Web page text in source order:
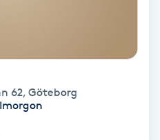
62, Göteborg